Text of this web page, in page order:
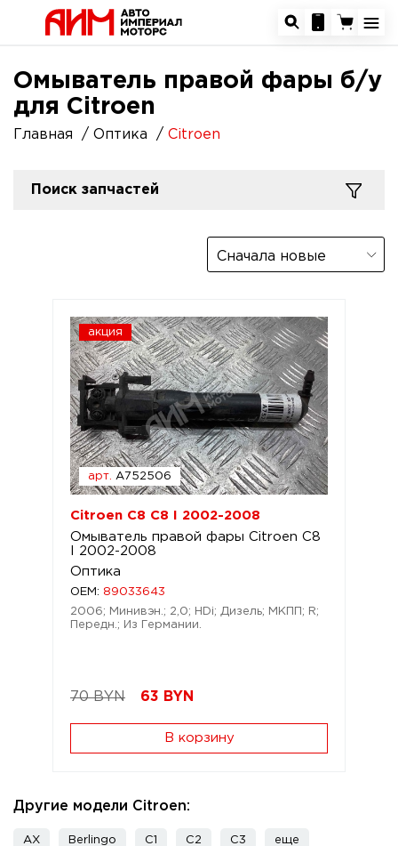
Омыватель правой фары б/у
для Citroen
Главная Оптика Citroen
Поиск запчастей
Сначала новые
акция
арт. A752506
Citroen C8 C8 I 2002-2008
Омыватель правой фары Citroen C8
I 2002-2008
Оптика
OEM: 89033643
2006; Минивэн.; 2,0; HDi; Дизель; МКПП; R;
Передн.; Из Германии.
70 BYN 63 BYN
В корзину
Другие модели Citroen:
AX Berlingo C1 C2 C3 еще